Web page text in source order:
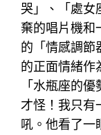
哭」、「處女
棄的唱片機和
的「情感調節
的正面情緒作
「水瓶座的
才怪！我只有
吼。他看了一